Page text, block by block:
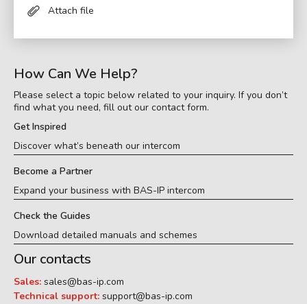
Attach file
How Can We Help?
Please select a topic below related to your inquiry. If you don’t
find what you need, fill out our contact form.
Get Inspired
Discover what’s beneath our intercom
Become a Partner
Expand your business with BAS-IP intercom
Check the Guides
Download detailed manuals and schemes
Our contacts
Sales: sales@bas-ip.com
Technical support: support@bas-ip.com